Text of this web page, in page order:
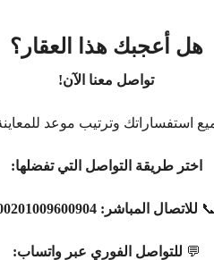
هل أعجبك هذا العقار؟
تواصل معنا الآن!
استفساراتك وترتيب موعد
اختر طريقة التواصل التي تفضلها:
📞 للاتصال المباشر:
💬 للتواصل الفوري عبر واتساب: